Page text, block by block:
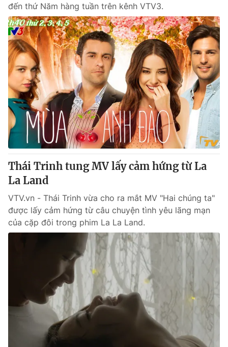
Liên hệ quảng cáo:024-7300.7108
® Cấm sao chép dưới mọi hình thức nếu không có sự chấp
thuận bằng văn bản. Ghi rõ nguồn VTV.vn khi phát hành lại
thông tin từ website này.
đến thứ Năm hàng tuần trên kênh VTV3.
Thái Trinh tung MV lấy cảm hứng từ La
La Land
VTV.vn - Thái Trinh vừa cho ra mắt MV "Hai chúng ta"
được lấy cảm hứng từ câu chuyện tình yêu lãng mạn
của cặp đôi trong phim La La Land.